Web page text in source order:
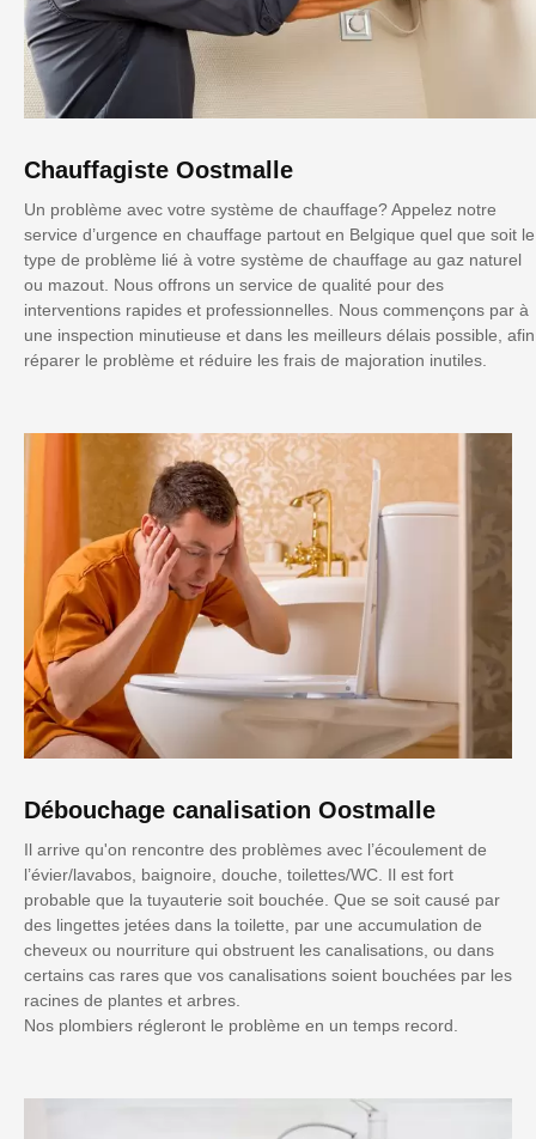
Chauffagiste Oostmalle
Un problème avec votre système de chauffage? Appelez notre
service d’urgence en chauffage partout en Belgique quel que soit le
type de problème lié à votre système de chauffage au gaz naturel
ou mazout. Nous offrons un service de qualité pour des
interventions rapides et professionnelles. Nous commençons par à
une inspection minutieuse et dans les meilleurs délais possible, afin
réparer le problème et réduire les frais de majoration inutiles.
Débouchage canalisation Oostmalle
Il arrive qu'on rencontre des problèmes avec l’écoulement de
l’évier/lavabos, baignoire, douche, toilettes/WC. Il est fort
probable que la tuyauterie soit bouchée. Que se soit causé par
des lingettes jetées dans la toilette, par une accumulation de
cheveux ou nourriture qui obstruent les canalisations, ou dans
certains cas rares que vos canalisations soient bouchées par les
racines de plantes et arbres.
Nos plombiers régleront le problème en un temps record.